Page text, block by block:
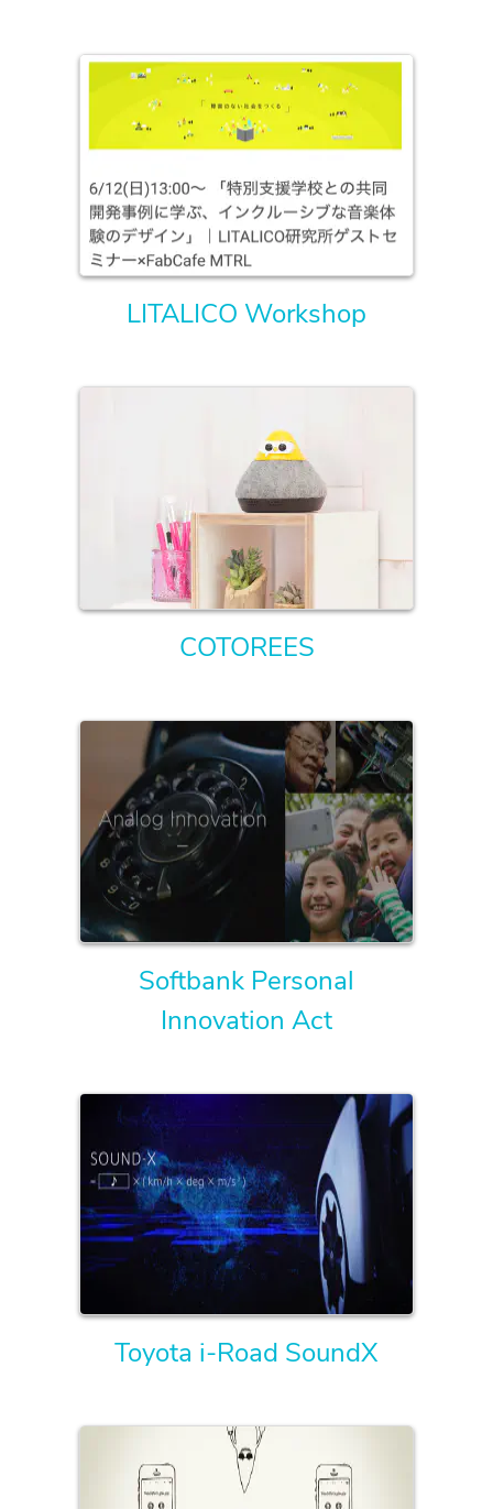
LITALICO Workshop
COTOREES
Softbank Personal
Innovation Act
Toyota i-Road SoundX